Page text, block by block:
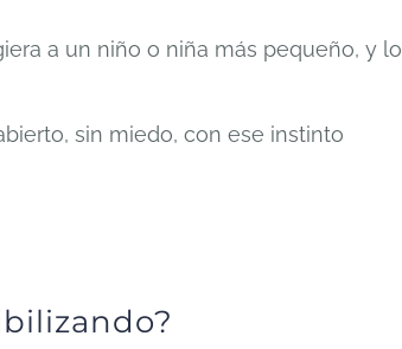
a un niño o niña más pequeño, y lo
sin miedo, con ese instinto